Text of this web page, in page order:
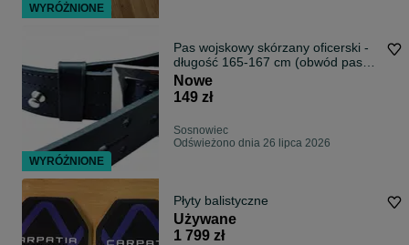
Pas wojskowy skórzany oficerski -
długość 165-167 cm (obwód pasa
124-148 cm)
Nowe
149 zł
Sosnowiec
Odświeżono dnia 26 lipca 2026
Płyty balistyczne
Używane
1 799 zł
WYRÓŻNIONE
WYRÓŻNIONE